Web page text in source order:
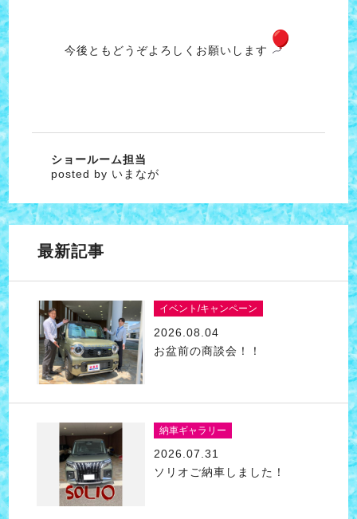
今後ともどうぞよろしくお願いします
ショールーム担当
posted by いまなが
最新記事
イベント/キャンペーン
2026.08.04
お盆前の商談会！！
納車ギャラリー
2026.07.31
ソリオご納車しました！